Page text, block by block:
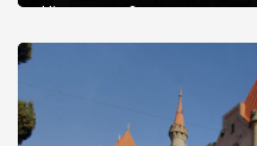
Ніжин греки?